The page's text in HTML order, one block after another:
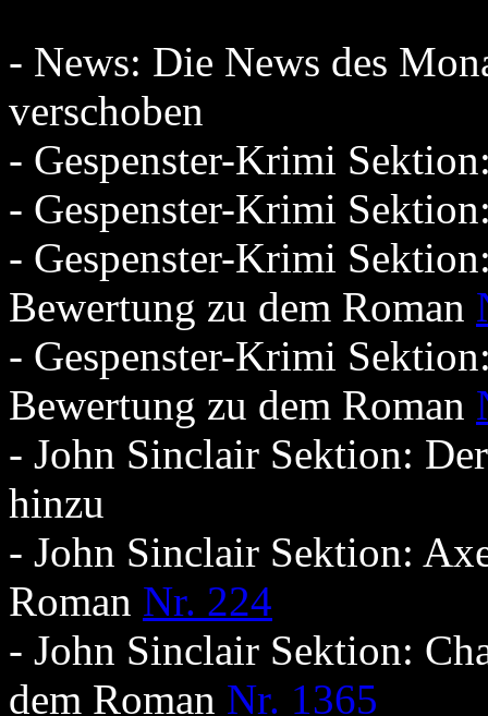
- News: Die News des
verschoben
- Gespenster-Krimi
- Gespenster-Krimi
- Gespenster-Krimi
Bewertung zu dem Roman
- Gespenster-Krimi
Bewertung zu dem Roman
- John Sinclair Sektion:
hinzu
- John Sinclair Sektion:
Roman Nr. 224
- John Sinclair Sektion:
dem Roman Nr. 1365